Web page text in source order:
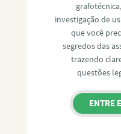
investigação de
que você
segredos das
trazendo
questões
ENTRE